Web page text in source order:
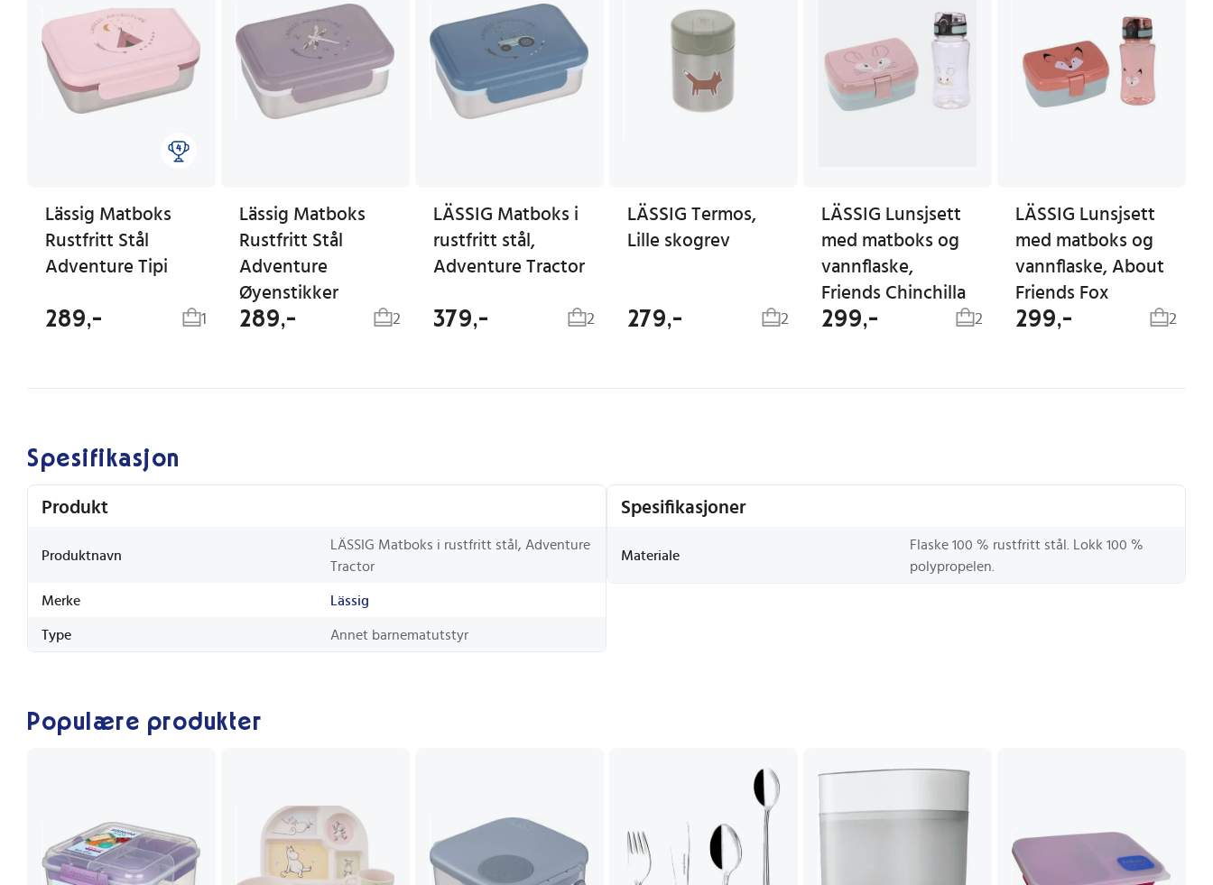
Lässig Matboks
Rustfritt Stål
Adventure Tipi
289,- 1
Lässig Matboks
Rustfritt Stål
Adventure
Øyenstikker
289,- 2
LÄSSIG Matboks i
rustfritt stål,
Adventure Tractor
379,- 2
LÄSSIG Termos,
Lille skogrev
279,- 2
LÄSSIG Lunsjsett
med matboks og
vannflaske,
Friends Chinchilla
299,- 2
LÄSSIG Lunsjsett
med matboks og
vannflaske, About
Friends Fox
299,- 2
Spesifikasjon
Produkt
Produktnavn
LÄSSIG Matboks i rustfritt stål, Adventure
Tractor
Merke Lässig
Type Annet barnematutstyr
Spesifikasjoner
Materiale
Flaske 100 % rustfritt stål. Lokk 100 %
polypropelen.
Populære produkter